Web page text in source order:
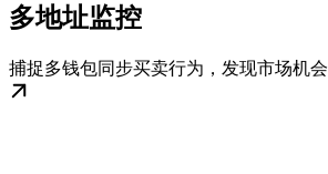
多地址监控
捕捉多钱包同步买卖行为，发现市场机会